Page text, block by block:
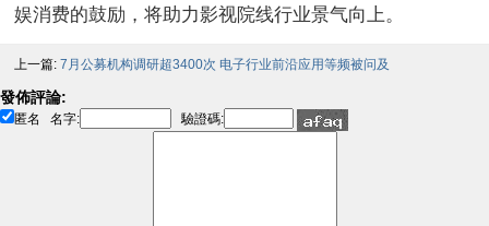
娱消费的鼓励，将助力影视院线行业景气向上。
上一篇: 7月公募机构调研超3400次 电子行业前沿应用等频被问及
發佈評論:
匿名 名字: 驗證碼: